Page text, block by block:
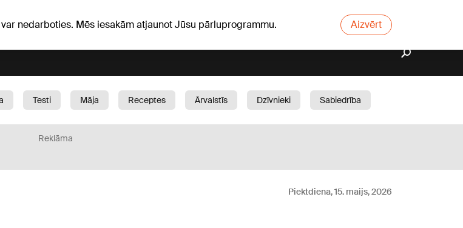
nedarboties. Mēs iesakām atjaunot Jūsu pārluprogrammu. Aizvērt
Testi Māja Receptes Ārvalstīs Dzīvnieki
Sabiedrība
Reklāma
Piektdiena, 15. maijs, 2026